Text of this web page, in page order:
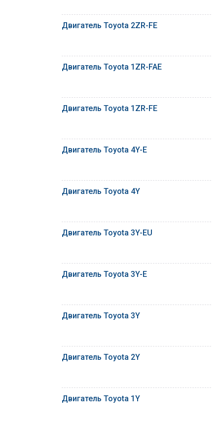
Двигатель Toyota 2ZR-FE
Двигатель Toyota 1ZR-FAE
Двигатель Toyota 1ZR-FE
Двигатель Toyota 4Y-E
Двигатель Toyota 4Y
Двигатель Toyota 3Y-EU
Двигатель Toyota 3Y-E
Двигатель Toyota 3Y
Двигатель Toyota 2Y
Двигатель Toyota 1Y